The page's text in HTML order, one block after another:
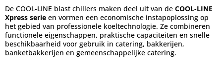
De COOL-LINE blast chillers maken deel uit van de COOL-LINE
Xpress serie en vormen een economische instapoplossing op
het gebied van professionele koeltechnologie. Ze combineren
functionele eigenschappen, praktische capaciteiten en snelle
beschikbaarheid voor gebruik in catering, bakkerijen,
banketbakkerijen en gemeenschappelijke catering.